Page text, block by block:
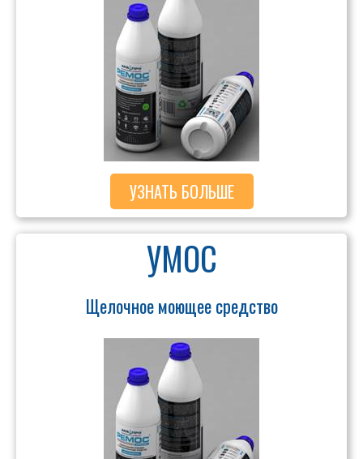
УЗНАТЬ БОЛЬШЕ
УМОС
Щелочное моющее средство